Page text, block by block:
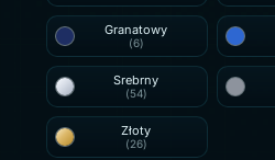
Granatowy
(6)
Srebrny
(54)
Złoty
(26)